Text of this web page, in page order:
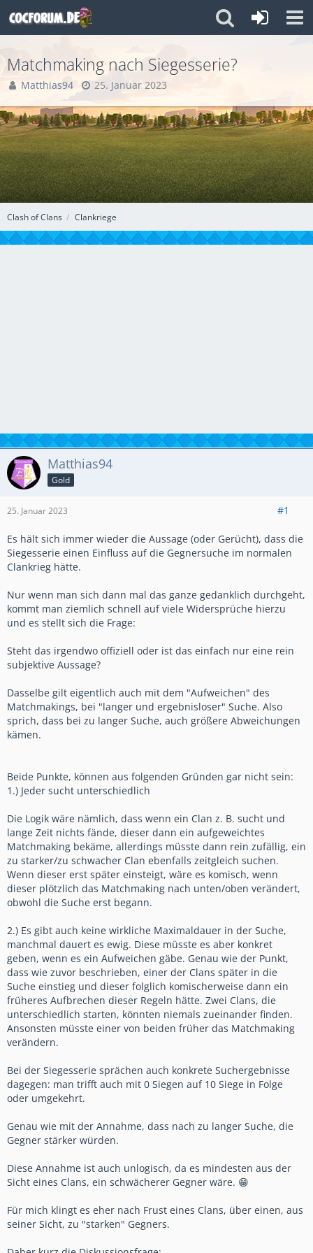
Clash of Clans Clankriege
Matchmaking nach Siegesserie?
Matthias94 25. Januar 2023
Matthias94
Gold
25. Januar 2023 #1
Es hält sich immer wieder die Aussage (oder Gerücht), dass die
Siegesserie einen Einfluss auf die Gegnersuche im normalen
Clankrieg hätte.
Nur wenn man sich dann mal das ganze gedanklich durchgeht,
kommt man ziemlich schnell auf viele Widersprüche hierzu
und es stellt sich die Frage:
Steht das irgendwo offiziell oder ist das einfach nur eine rein
subjektive Aussage?
Dasselbe gilt eigentlich auch mit dem "Aufweichen" des
Matchmakings, bei "langer und ergebnisloser" Suche. Also
sprich, dass bei zu langer Suche, auch größere Abweichungen
kämen.
Beide Punkte, können aus folgenden Gründen gar nicht sein:
1.) Jeder sucht unterschiedlich
Die Logik wäre nämlich, dass wenn ein Clan z. B. sucht und
lange Zeit nichts fände, dieser dann ein aufgeweichtes
Matchmaking bekäme, allerdings müsste dann rein zufällig, ein
zu starker/zu schwacher Clan ebenfalls zeitgleich suchen.
Wenn dieser erst später einsteigt, wäre es komisch, wenn
dieser plötzlich das Matchmaking nach unten/oben verändert,
obwohl die Suche erst begann.
2.) Es gibt auch keine wirkliche Maximaldauer in der Suche,
manchmal dauert es ewig. Diese müsste es aber konkret
geben, wenn es ein Aufweichen gäbe. Genau wie der Punkt,
dass wie zuvor beschrieben, einer der Clans später in die
Suche einstieg und dieser folglich komischerweise dann ein
früheres Aufbrechen dieser Regeln hätte. Zwei Clans, die
unterschiedlich starten, könnten niemals zueinander finden.
Ansonsten müsste einer von beiden früher das Matchmaking
verändern.
Bei der Siegesserie sprächen auch konkrete Suchergebnisse
dagegen: man trifft auch mit 0 Siegen auf 10 Siege in Folge
oder umgekehrt.
Genau wie mit der Annahme, dass nach zu langer Suche, die
Gegner stärker würden.
Diese Annahme ist auch unlogisch, da es mindesten aus der
Sicht eines Clans, ein schwächerer Gegner wäre. 😁
Für mich klingt es eher nach Frust eines Clans, über einen, aus
seiner Sicht, zu "starken" Gegners.